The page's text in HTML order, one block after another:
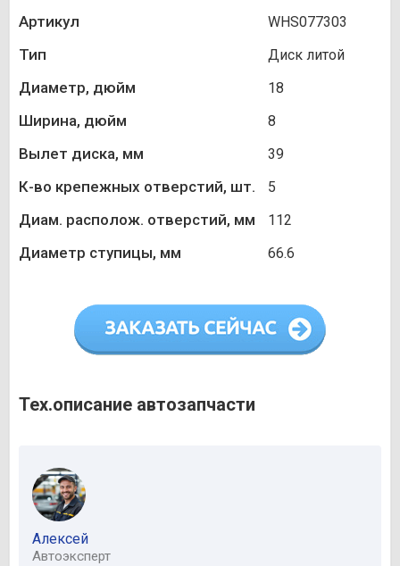
Артикул WHS077303
Тип Диск литой
Диаметр, дюйм 18
Ширина, дюйм 8
Вылет диска, мм 39
К-во крепежных отверстий, шт. 5
Диам. располож. отверстий, мм 112
Диаметр ступицы, мм 66.6
Тех.описание автозапчасти
Алексей
Автоэксперт